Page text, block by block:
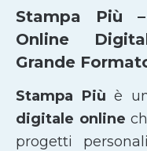
Stampa Più
Online
Grande
Stampa Più è
digitale online
progetti